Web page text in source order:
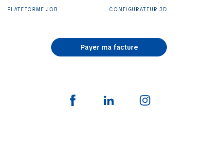
PLATEFORME JOB CONFIGURATEUR 3D
Payer ma facture